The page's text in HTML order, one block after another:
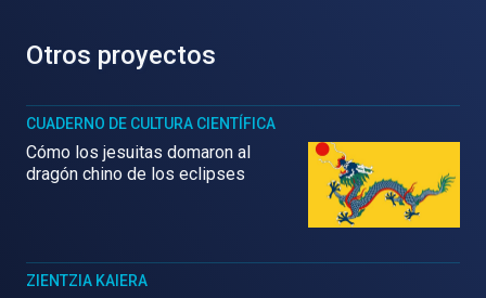
Otros proyectos
CUADERNO DE CULTURA CIENTÍFICA
Cómo los jesuitas domaron al
dragón chino de los eclipses
ZIENTZIA KAIERA